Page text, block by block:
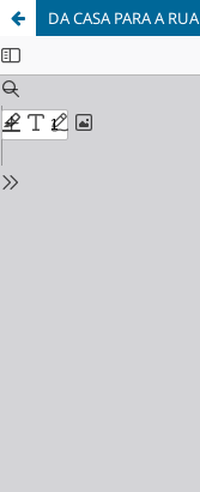
DA CASA PARA A RUA